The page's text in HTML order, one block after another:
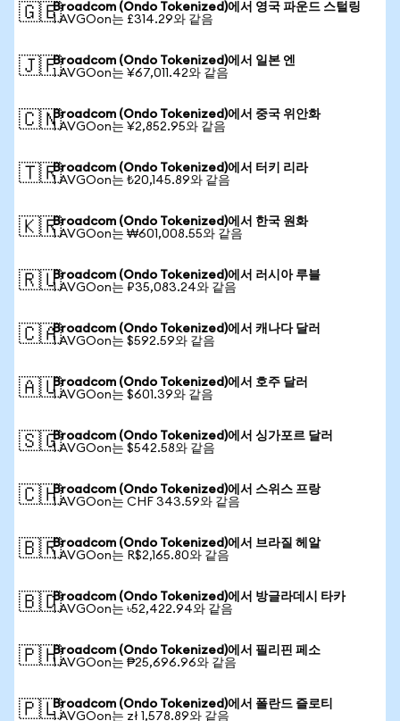
🇬🇧Broadcom (Ondo Tokenized)에서 영국 파운드 스털링
1 AVGOon는 £314.29와 같음
🇯🇵Broadcom (Ondo Tokenized)에서 일본 엔
1 AVGOon는 ¥67,011.42와 같음
🇨🇳Broadcom (Ondo Tokenized)에서 중국 위안화
1 AVGOon는 ¥2,852.95와 같음
🇹🇷Broadcom (Ondo Tokenized)에서 터키 리라
1 AVGOon는 ₺20,145.89와 같음
🇰🇷Broadcom (Ondo Tokenized)에서 한국 원화
1 AVGOon는 ₩601,008.55와 같음
🇷🇺Broadcom (Ondo Tokenized)에서 러시아 루블
1 AVGOon는 ₽35,083.24와 같음
🇨🇦Broadcom (Ondo Tokenized)에서 캐나다 달러
1 AVGOon는 $592.59와 같음
🇦🇺Broadcom (Ondo Tokenized)에서 호주 달러
1 AVGOon는 $601.39와 같음
🇸🇬Broadcom (Ondo Tokenized)에서 싱가포르 달러
1 AVGOon는 $542.58와 같음
🇨🇭Broadcom (Ondo Tokenized)에서 스위스 프랑
1 AVGOon는 CHF 343.59와 같음
🇧🇷Broadcom (Ondo Tokenized)에서 브라질 헤알
1 AVGOon는 R$2,165.80와 같음
🇧🇩Broadcom (Ondo Tokenized)에서 방글라데시 타카
1 AVGOon는 ৳52,422.94와 같음
🇵🇭Broadcom (Ondo Tokenized)에서 필리핀 페소
1 AVGOon는 ₱25,696.96와 같음
🇵🇱Broadcom (Ondo Tokenized)에서 폴란드 즐로티
1 AVGOon는 zł 1,578.89와 같음